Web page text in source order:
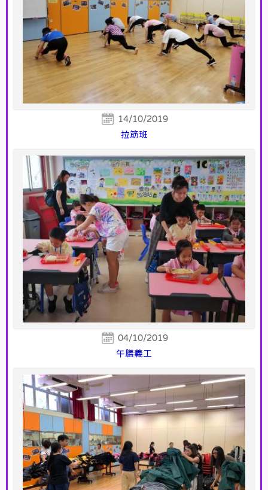
14/10/2019
拉筋班
04/10/2019
午膳義工